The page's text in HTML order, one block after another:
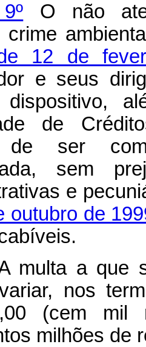
O não
crime
12 de
e seus
dispositivo,
de
de ser
sem
e
outubro de
multa a que
nos
(cem mil
milhões de